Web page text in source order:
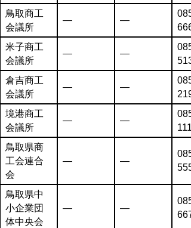
鳥取商工
会議所
― ―
米子商工
会議所
― ―
倉吉商工
会議所
― ―
境港商工
会議所
― ―
鳥取県商
工会連合
会
― ―
鳥取県中
小企業団
体中央会
― ―